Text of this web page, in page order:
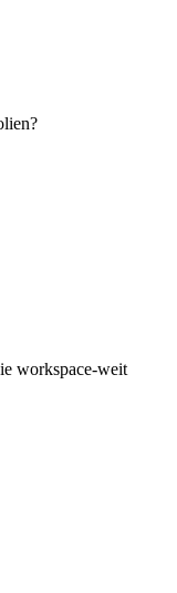
workspace-weit